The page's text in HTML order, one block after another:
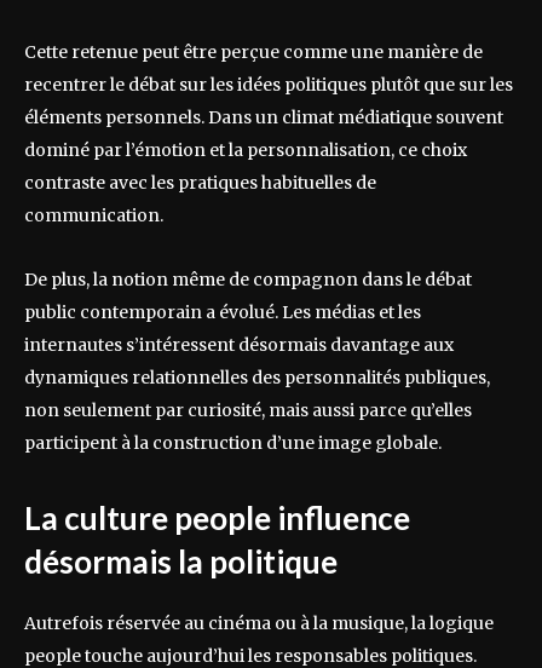
Cette retenue peut être perçue comme une manière de
recentrer le débat sur les idées politiques plutôt que sur les
éléments personnels. Dans un climat médiatique souvent
dominé par l’émotion et la personnalisation, ce choix
contraste avec les pratiques habituelles de
communication.
De plus, la notion même de compagnon dans le débat
public contemporain a évolué. Les médias et les
internautes s’intéressent désormais davantage aux
dynamiques relationnelles des personnalités publiques,
non seulement par curiosité, mais aussi parce qu’elles
participent à la construction d’une image globale.
La culture people influence
désormais la politique
Autrefois réservée au cinéma ou à la musique, la logique
people touche aujourd’hui les responsables politiques.